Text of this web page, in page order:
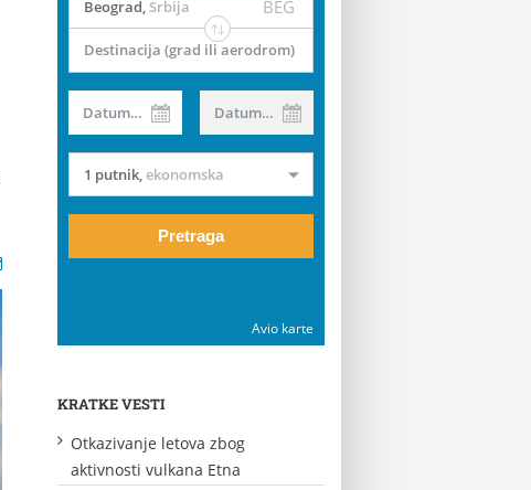
Beograd, Srbija BEG
Destinacija (grad ili aerodrom)
Datum od Datum do
1 putnik,ekonomska
Pretraga
Avio karte
KRATKE VESTI
Otkazivanje letova zbog
aktivnosti vulkana Etna